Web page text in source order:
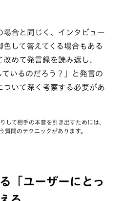
場合と同じく、インタビュー
して答えてくる場合もある
めて発言録を読み返し、
ているのだろう？」と発言の
ついて深く考察する必要があ
して相手の本音を引き出すためには、
質問のテクニックがあります。
「ユーザーにとっ